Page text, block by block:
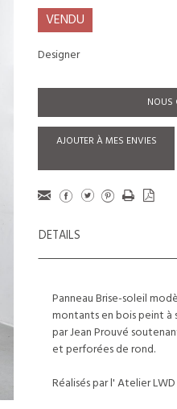
VENDU
Designer
NOUS
AJOUTER À MES ENVIES
DETAILS
Panneau Brise-soleil
montants en bois peint à
par Jean Prouvé
et perforées de rond.
Réalisés par l' Atelier